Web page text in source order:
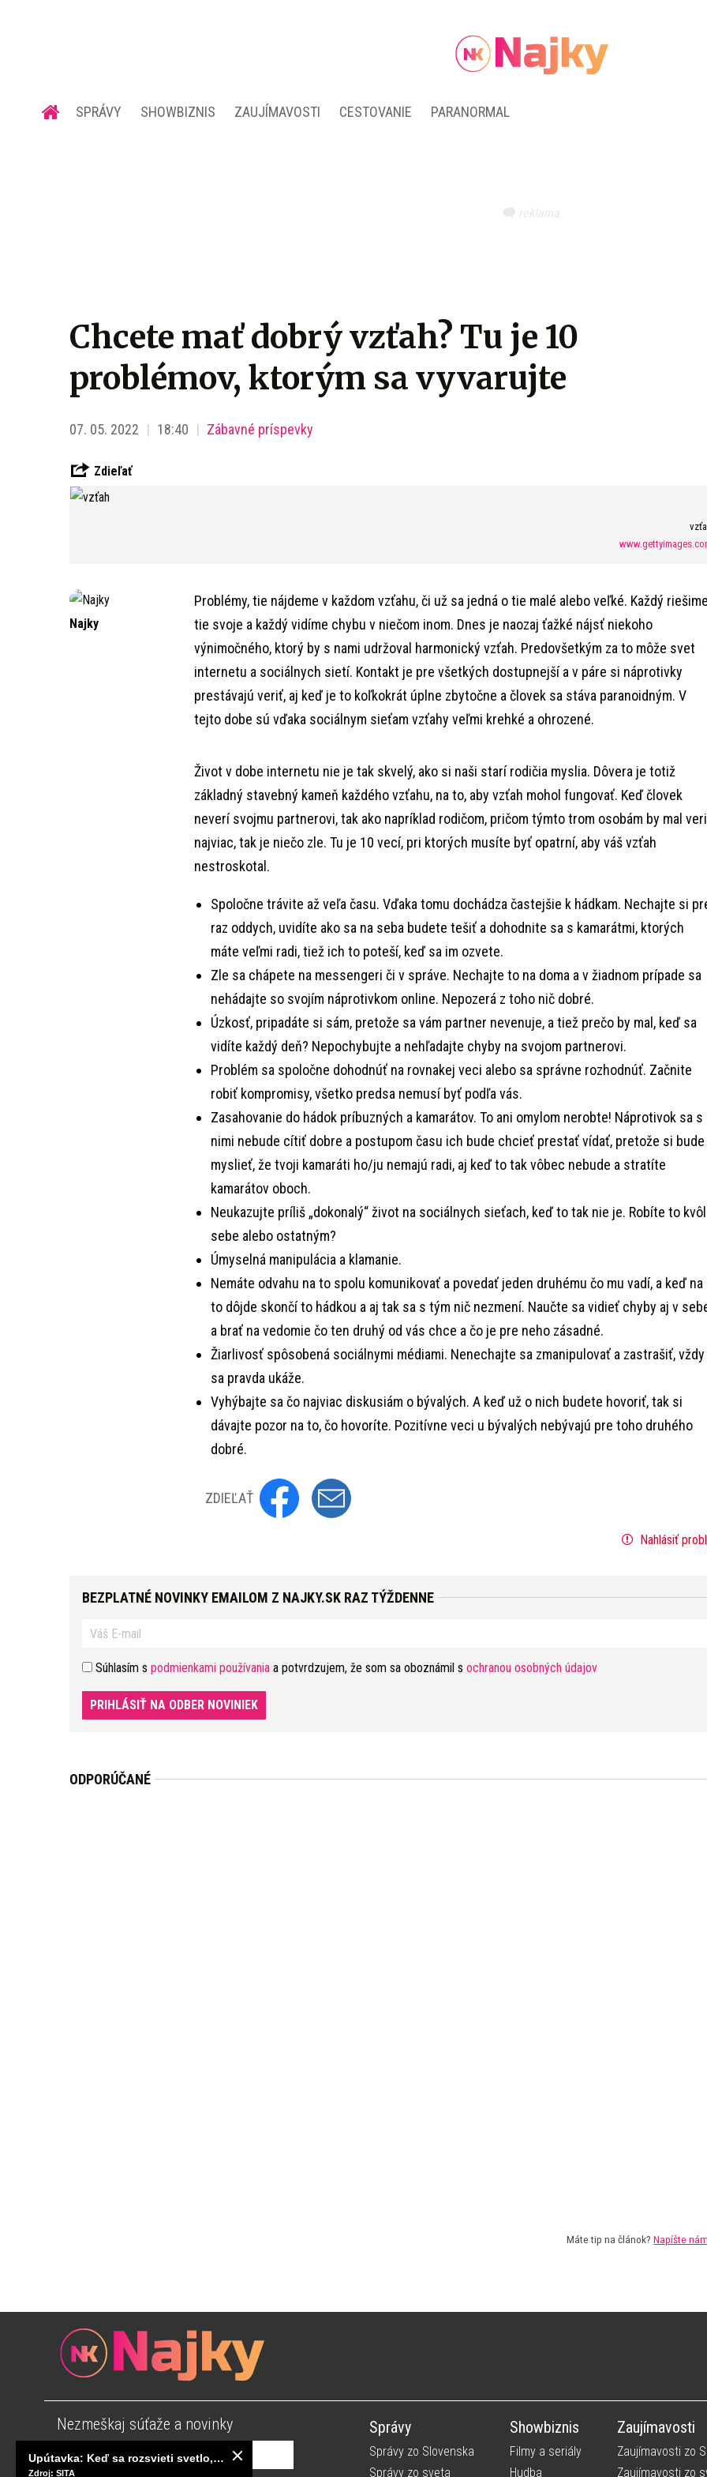
SPRÁVY SHOWBIZNIS ZAUJÍMAVOSTI CESTOVANIE PARANORMAL
Chcete mať dobrý vzťah? Tu je 10
problémov, ktorým sa vyvarujte
07. 05. 2022 18:40 Zábavné príspevky
Zdieľať
Upútavka: Keď sa rozsvieti svetlo, sú za tým tisíce správnych rozhodnutí. Ako vzniká infraštruktúra, ktorú nevnímame?
Zdroj: SITA
Najky
Problémy, tie nájdeme v každom vzťahu, či už sa jedná o tie malé alebo veľké. Každý
tie svoje a každý vidíme chybu v niečom inom. Dnes je naozaj ťažké nájsť niekoho
výnimočného, ktorý by s nami udržoval harmonický vzťah. Predovšetkým za to môže svet
internetu a sociálnych sietí. Kontakt je pre všetkých dostupnejší a v páre si náprotivky
prestávajú veriť, aj keď je to koľkokrát úplne zbytočne a človek sa stáva paranoidným. V
tejto dobe sú vďaka sociálnym sieťam vzťahy veľmi krehké a ohrozené.
Život v dobe internetu nie je tak skvelý, ako si naši starí rodičia myslia. Dôvera je totiž
základný stavebný kameň každého vzťahu, na to, aby vzťah mohol fungovať. Keď človek
neverí svojmu partnerovi, tak ako napríklad rodičom, pričom týmto trom osobám by mal
najviac, tak je niečo zle. Tu je 10 vecí, pri ktorých musíte byť opatrní, aby váš vzťah
nestroskotal.
Spoločne trávite až veľa času. Vďaka tomu dochádza častejšie k hádkam. Nechajte si
raz oddych, uvidíte ako sa na seba budete tešiť a dohodnite sa s kamarátmi, ktorých
máte veľmi radi, tiež ich to poteší, keď sa im ozvete.
Zle sa chápete na messengeri či v správe. Nechajte to na doma a v žiadnom prípade sa
nehádajte so svojím náprotivkom online. Nepozerá z toho nič dobré.
Úzkosť, pripadáte si sám, pretože sa vám partner nevenuje, a tiež prečo by mal, keď sa
vidíte každý deň? Nepochybujte a nehľadajte chyby na svojom partnerovi.
Problém sa spoločne dohodnúť na rovnakej veci alebo sa správne rozhodnúť. Začnite
robiť kompromisy, všetko predsa nemusí byť podľa vás.
Zasahovanie do hádok príbuzných a kamarátov. To ani omylom nerobte! Náprotivok sa s
nimi nebude cítiť dobre a postupom času ich bude chcieť prestať vídať, pretože si bude
myslieť, že tvoji kamaráti ho/ju nemajú radi, aj keď to tak vôbec nebude a stratíte
kamarátov oboch.
Neukazujte príliš „dokonalý“ život na sociálnych sieťach, keď to tak nie je. Robíte to
sebe alebo ostatným?
Úmyselná manipulácia a klamanie.
Nemáte odvahu na to spolu komunikovať a povedať jeden druhému čo mu vadí, a keď na
to dôjde skončí to hádkou a aj tak sa s tým nič nezmení. Naučte sa vidieť chyby aj v
a brať na vedomie čo ten druhý od vás chce a čo je pre neho zásadné.
Žiarlivosť spôsobená sociálnymi médiami. Nenechajte sa zmanipulovať a zastrašiť, vždy
sa pravda ukáže.
Vyhýbajte sa čo najviac diskusiám o bývalých. A keď už o nich budete hovoriť, tak si
dávajte pozor na to, čo hovoríte. Pozitívne veci u bývalých nebývajú pre toho druhého
dobré.
ZDIEĽAŤ
Nahlásiť
BEZPLATNÉ NOVINKY EMAILOM Z NAJKY.SK RAZ TÝŽDENNE
Súhlasím s podmienkami používania a potvrdzujem, že som sa oboznámil s ochranou osobných údajov
PRIHLÁSIŤ NA ODBER NOVINIEK
ODPORÚČANÉ
Máte tip na článok? Napíšte
Nezmeškaj súťaže a novinky Správy
Správy zo Slovenska
Správy zo sveta
Showbiznis
Filmy a seriály
Hudba
Zaujímavosti
Zaujímavosti zo
Zaujímavosti zo